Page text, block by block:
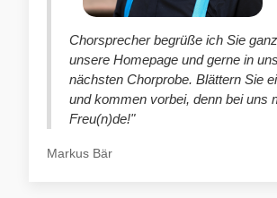
Chorsprecher begrüße ich Sie
unsere Homepage und gerne in
nächsten Chorprobe. Blättern Sie
und kommen vorbei, denn bei uns
Freu(n)de!"
Markus Bär